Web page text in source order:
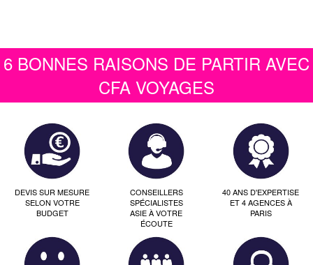
6 BONNES RAISONS DE PARTIR AVEC
CFA VOYAGES
DEVIS SUR MESURE
SELON VOTRE
BUDGET
CONSEILLERS
SPÉCIALISTES
ASIE À VOTRE
ÉCOUTE
40 ANS D'EXPERTISE
ET 4 AGENCES À
PARIS